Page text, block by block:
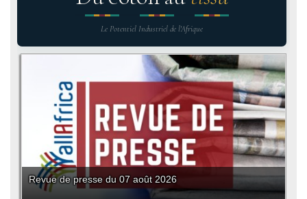
Le Potentiel Industriel de l'Afrique
Revue de presse du 07 août 2026